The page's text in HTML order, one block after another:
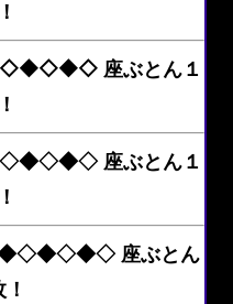
座ぶとん１
座ぶとん１
座ぶとん